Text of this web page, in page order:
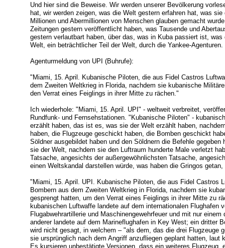
Und hier sind die Beweise. Wir werden unserer Bevölkerung
hat, wir werden zeigen, was die Welt gestern erfahren hat, was
Millionen und Abermillionen von Menschen glauben gemacht
Zeitungen gestern veröffentlicht haben, was Tausende und
gestern verlautbart haben, über das, was in Kuba passiert ist,
Welt, ein beträchtlicher Teil der Welt, durch die Yankee-Agenturen.
Agenturmeldung von UPI (Buhrufe):
"Miami, 15. April. Kubanische Piloten, die aus Fidel Castros
dem Zweiten Weltkrieg in Florida, nachdem sie kubanische
den Verrat eines Feiglings in ihrer Mitte zu rächen."
Ich wiederhole: "Miami, 15. April. UPI" - weltweit verbreitet,
Rundfunk- und Fernsehstationen. "Kubanische Piloten" -
erzählt haben, das ist es, was sie der Welt erzählt haben,
haben, die Flugzeuge geschickt haben, die Bomben geschickt
Söldner ausgebildet haben und den Söldnern die Befehle
sie der Welt, nachdem sie den Luftraum hunderte Male verletzt
Tatsache, angesichts der außergewöhnlichsten Tatsache,
einen Weltskandal darstellen würde, was haben die Gringos
"Miami, 15. April. UPI. Kubanische Piloten, die aus Fidel Castros
Bombern aus dem Zweiten Weltkrieg in Florida, nachdem sie
gesprengt hatten, um den Verrat eines Feiglings in ihrer Mitte zu
kubanischen Luftwaffe landete auf dem internationalen Flughafen
Flugabwehrartillerie und Maschinengewehrfeuer und mit nur
anderer landete auf dem Marineflughafen in Key West; ein dritter
wird nicht gesagt, in welchem – "als dem, das die drei Flugzeuge
sie ursprünglich nach dem Angriff anzufliegen geplant hatten, laut
Es kursieren unbestätigte Versionen, dass ein weiteres Flugzeug,